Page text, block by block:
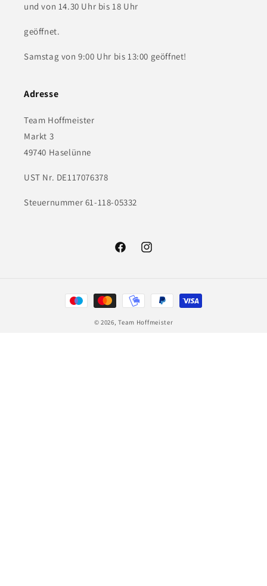
und von 14.30 Uhr bis 18 Uhr
geöffnet.
Samstag von 9:00 Uhr bis 13:00 geöffnet!
Adresse
Team Hoffmeister
Markt 3
49740 Haselünne
UST Nr. DE117076378
Steuernummer 61-118-05332
FacebookInstagram
Zahlungsmethoden
© 2026,Team Hoffmeister